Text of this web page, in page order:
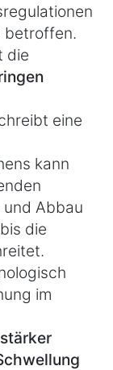
betroffen.
die
eine
kann
Abbau
die
im
stärker